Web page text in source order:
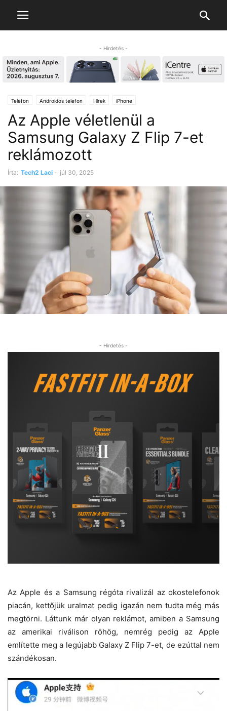
- Hirdetés -
Telefon Androidos telefon Hírek iPhone
Az Apple véletlenül a
Samsung Galaxy Z Flip 7-et
reklámozott
Írta: Tech2 Laci - júl 30, 2025
- Hirdetés -
Az Apple és a Samsung régóta rivalizál az okostelefonok
piacán, kettőjük uralmat pedig igazán nem tudta még más
megtörni. Láttunk már olyan reklámot, amiben a Samsung
az amerikai riválison röhög, nemrég pedig az Apple
említette meg a legújabb Galaxy Z Flip 7-et, de ezúttal nem
szándékosan.